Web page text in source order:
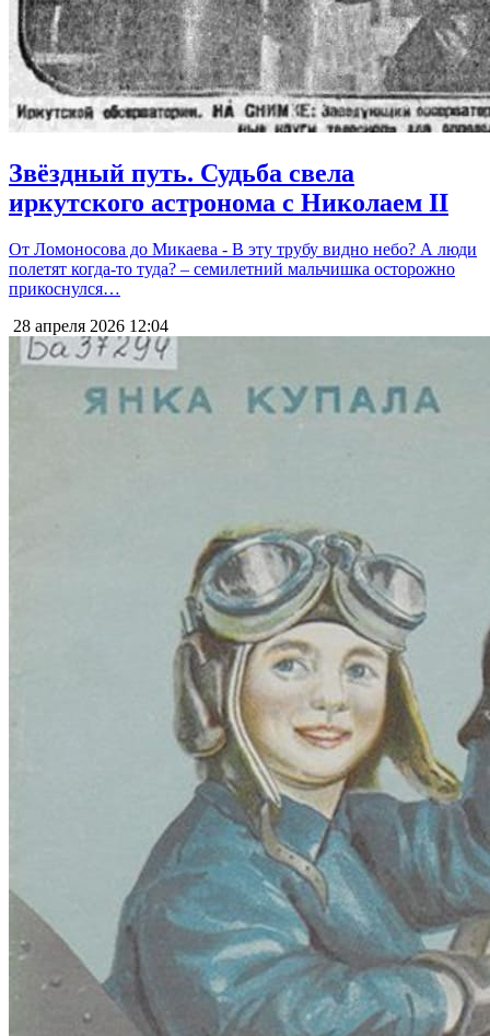
Звёздный путь. Судьба свела
иркутского астронома с Николаем II
От Ломоносова до Микаева - В эту трубу видно небо? А люди
полетят когда-то туда? – семилетний мальчишка осторожно
прикоснулся…
28 апреля 2026 12:04